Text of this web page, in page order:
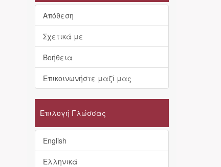
Απόθεση
Σχετικά με
Βοήθεια
Επικοινωνήστε μαζί μας
Επιλογή Γλώσσας
English
Ελληνικά